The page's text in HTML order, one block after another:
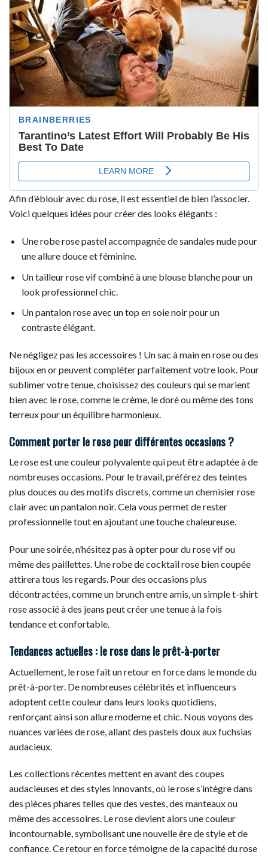
Afin d’éblouir avec du rose, il est essentiel de bien l’associer.
Voici quelques idées pour créer des looks élégants :
Une robe rose pastel accompagnée de sandales nude pour
une allure douce et féminine.
Un tailleur rose vif combiné à une blouse blanche pour un
look professionnel chic.
Un pantalon rose avec un top en soie noir pour un
contraste élégant.
Ne négligez pas les accessoires ! Un sac à main en rose ou des
bijoux en or peuvent compléter parfaitement votre look. Pour
sublimer votre tenue, choisissez des couleurs qui se marient
bien avec le rose, comme le crème, le doré ou même des tons
terreux pour un équilibre harmonieux.
Comment porter le rose pour différentes occasions ?
Le rose est une couleur polyvalente qui peut être adaptée à de
nombreuses occasions. Pour le travail, préférez des teintes
plus douces ou des motifs discrets, comme un chemisier rose
clair avec un pantalon noir. Cela vous permet de rester
professionnelle tout en ajoutant une touche chaleureuse.
Pour une soirée, n’hésitez pas à opter pour du rose vif ou
même des paillettes. Une robe de cocktail rose bien coupée
attirera tous les regards. Pour des occasions plus
décontractées, comme un brunch entre amis, un simple t-shirt
rose associé à des jeans peut créer une tenue à la fois
tendance et confortable.
Tendances actuelles : le rose dans le prêt-à-porter
Actuellement, le rose fait un retour en force dans le monde du
prêt-à-porter. De nombreuses célébrités et influenceurs
adoptent cette couleur dans leurs looks quotidiens,
renforçant ainsi son allure moderne et chic. Nous voyons des
nuances variées de rose, allant des pastels doux aux fuchsias
audacieux.
Les collections récentes mettent en avant des coupes
audacieuses et des styles innovants, où le rose s’intègre dans
des pièces phares telles que des vestes, des manteaux ou
même des accessoires. Le rose devient alors une couleur
incontournable, symbolisant une nouvelle ère de style et de
confiance. Ce retour en force témoigne de la capacité du rose